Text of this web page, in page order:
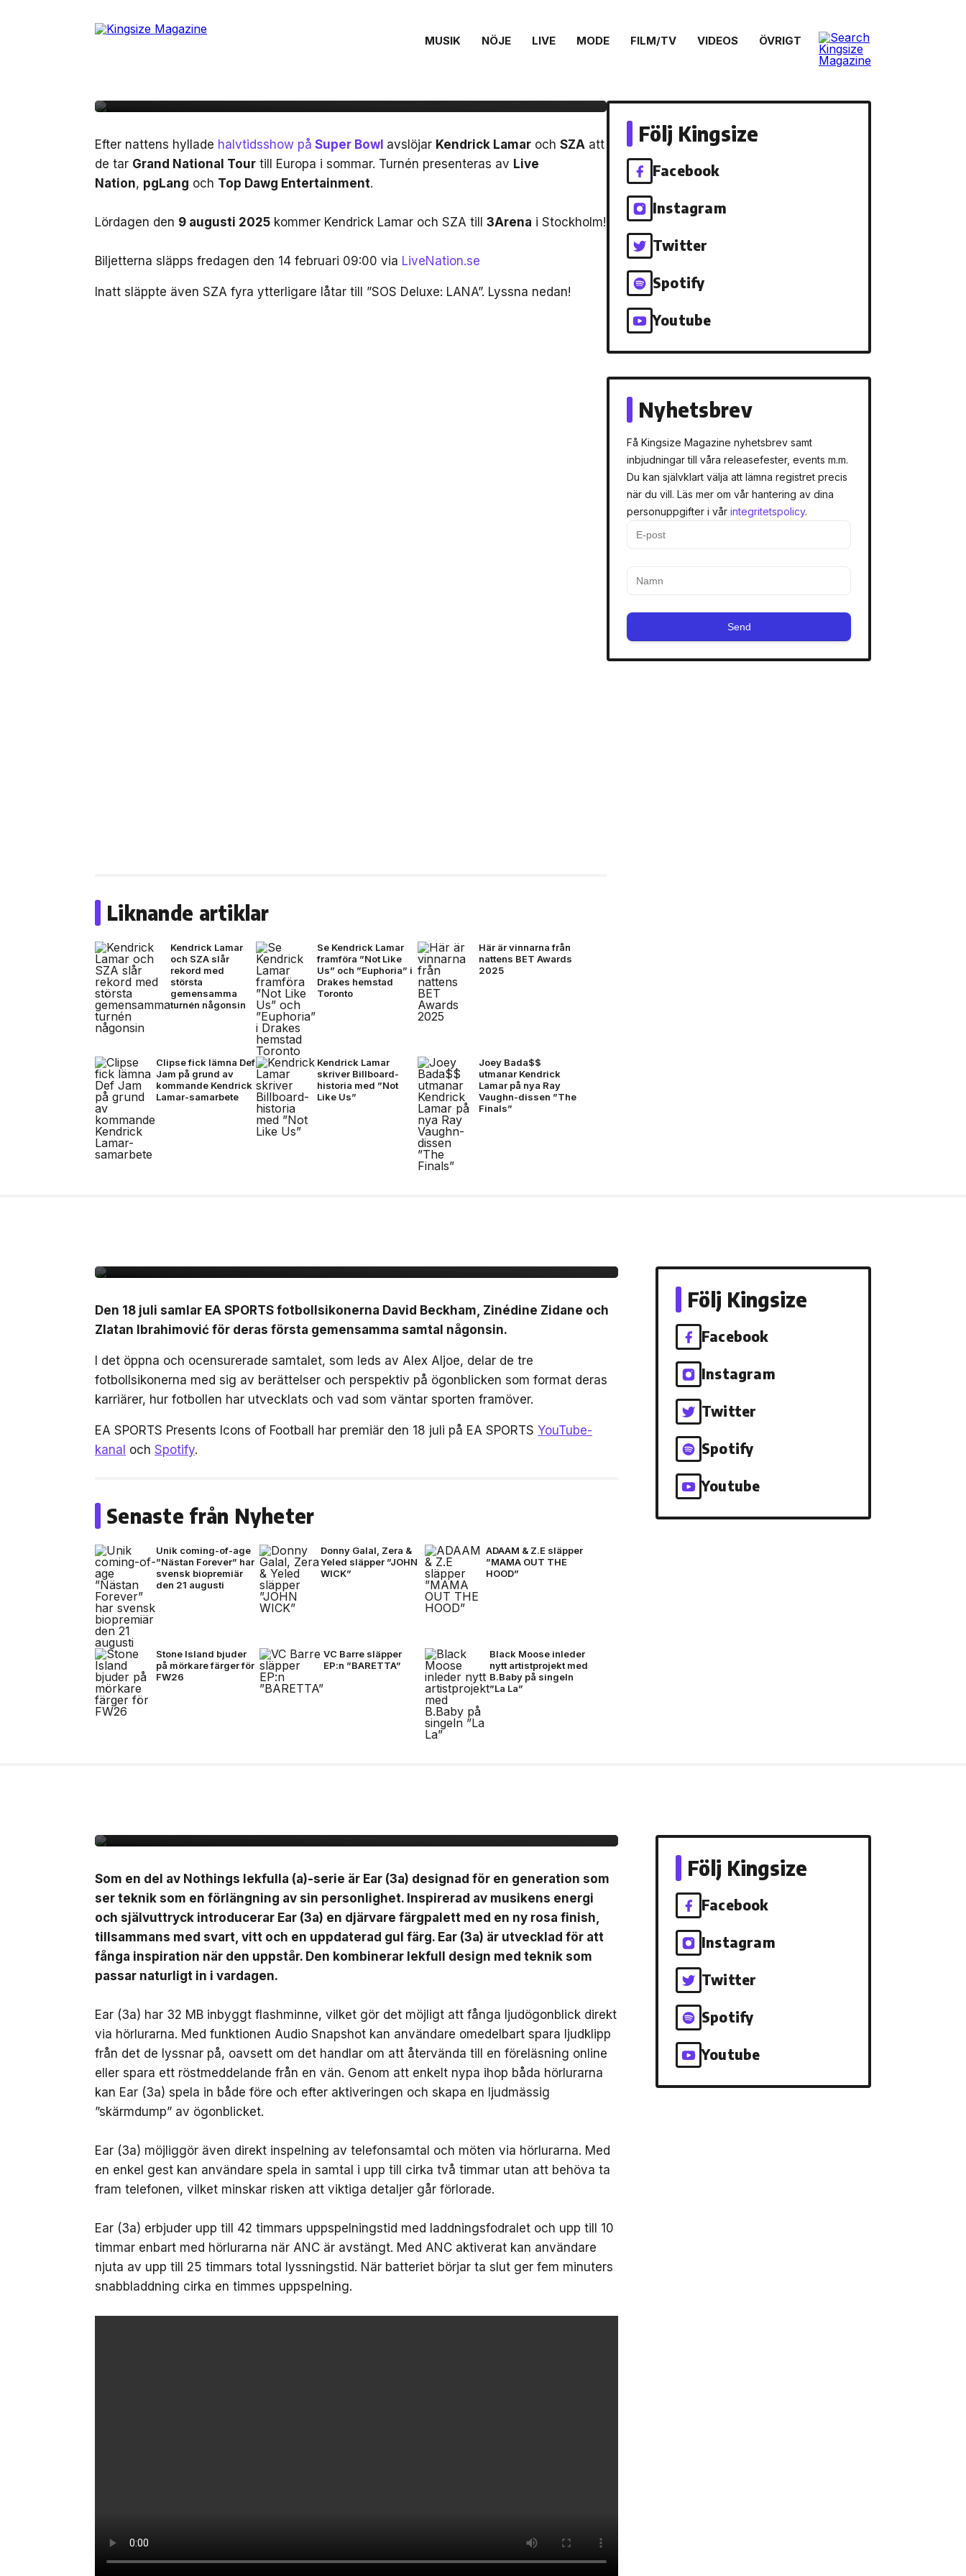
MUSIK NÖJE LIVE MODE FILM/TV VIDEOS ÖVRIGT
Efter nattens hyllade halvtidsshow på Super Bowl avslöjar Kendrick Lamar och SZA att
de tar Grand National Tour till Europa i sommar. Turnén presenteras av Live
Nation, pgLang och Top Dawg Entertainment.
Lördagen den 9 augusti 2025 kommer Kendrick Lamar och SZA till 3Arena i Stockholm!
Biljetterna släpps fredagen den 14 februari 09:00 via LiveNation.se
Inatt släppte även SZA fyra ytterligare låtar till ”SOS Deluxe: LANA”. Lyssna nedan!
Liknande artiklar
Kendrick Lamar
och SZA slår
rekord med
största
gemensamma
turnén någonsin
Se Kendrick Lamar
framföra ”Not Like
Us” och ”Euphoria” i
Drakes hemstad
Toronto
Här är vinnarna från
nattens BET Awards
2025
Clipse fick lämna Def
Jam på grund av
kommande Kendrick
Lamar-samarbete
Kendrick Lamar
skriver Billboard-
historia med ”Not
Like Us”
Joey Bada$$
utmanar Kendrick
Lamar på nya Ray
Vaughn-dissen ”The
Finals”
Följ Kingsize
Facebook
Instagram
Twitter
Spotify
Youtube
Nyhetsbrev
Få Kingsize Magazine nyhetsbrev samt
inbjudningar till våra releasefester, events m.m.
Du kan självklart välja att lämna registret precis
när du vill. Läs mer om vår hantering av dina
personuppgifter i vår integritetspolicy.
Send
Den 18 juli samlar EA SPORTS fotbollsikonerna David Beckham, Zinédine Zidane och
Zlatan Ibrahimović för deras första gemensamma samtal någonsin.
I det öppna och ocensurerade samtalet, som leds av Alex Aljoe, delar de tre
fotbollsikonerna med sig av berättelser och perspektiv på ögonblicken som format deras
karriärer, hur fotbollen har utvecklats och vad som väntar sporten framöver.
EA SPORTS Presents Icons of Football har premiär den 18 juli på EA SPORTS YouTube-
kanal och Spotify.
Senaste från Nyheter
Unik coming-of-age
”Nästan Forever” har
svensk biopremiär
den 21 augusti
Donny Galal, Zera &
Yeled släpper ”JOHN
WICK”
ADAAM & Z.E släpper
”MAMA OUT THE
HOOD”
Stone Island bjuder
på mörkare färger för
FW26
VC Barre släpper
EP:n ”BARETTA”
Black Moose inleder
nytt artistprojekt med
B.Baby på singeln
”La La”
Följ Kingsize
Facebook
Instagram
Twitter
Spotify
Youtube
Som en del av Nothings lekfulla (a)-serie är Ear (3a) designad för en generation som
ser teknik som en förlängning av sin personlighet. Inspirerad av musikens energi
och självuttryck introducerar Ear (3a) en djärvare färgpalett med en ny rosa finish,
tillsammans med svart, vitt och en uppdaterad gul färg. Ear (3a) är utvecklad för att
fånga inspiration när den uppstår. Den kombinerar lekfull design med teknik som
passar naturligt in i vardagen.
Ear (3a) har 32 MB inbyggt flashminne, vilket gör det möjligt att fånga ljudögonblick direkt
via hörlurarna. Med funktionen Audio Snapshot kan användare omedelbart spara ljudklipp
från det de lyssnar på, oavsett om det handlar om att återvända till en föreläsning online
eller spara ett röstmeddelande från en vän. Genom att enkelt nypa ihop båda hörlurarna
kan Ear (3a) spela in både före och efter aktiveringen och skapa en ljudmässig
”skärmdump” av ögonblicket.
Ear (3a) möjliggör även direkt inspelning av telefonsamtal och möten via hörlurarna. Med
en enkel gest kan användare spela in samtal i upp till cirka två timmar utan att behöva ta
fram telefonen, vilket minskar risken att viktiga detaljer går förlorade.
Ear (3a) erbjuder upp till 42 timmars uppspelningstid med laddningsfodralet och upp till 10
timmar enbart med hörlurarna när ANC är avstängt. Med ANC aktiverat kan användare
njuta av upp till 25 timmars total lyssningstid. När batteriet börjar ta slut ger fem minuters
snabbladdning cirka en timmes uppspelning.
Följ Kingsize
Facebook
Instagram
Twitter
Spotify
Youtube